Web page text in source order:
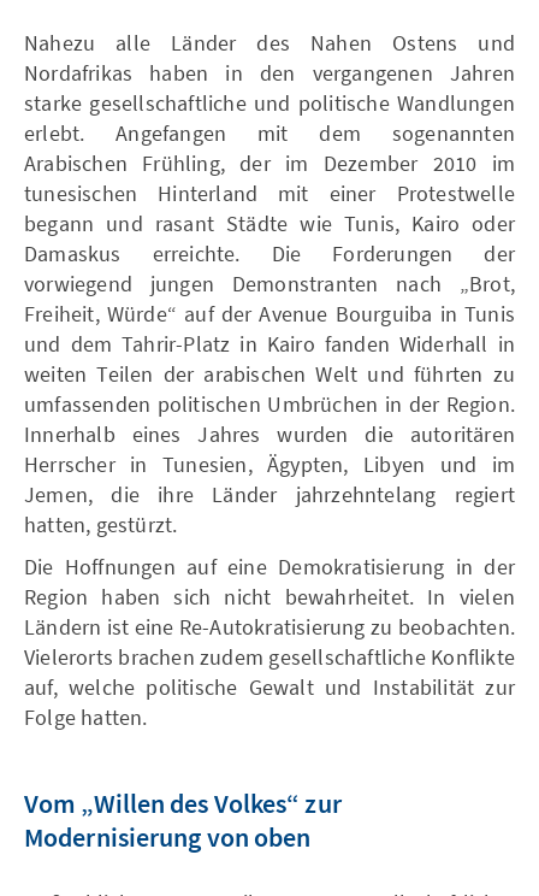
Nahezu alle Länder des Nahen Ostens und
Nordafrikas haben in den vergangenen Jahren
starke gesellschaftliche und politische Wandlungen
erlebt. Angefangen mit dem sogenannten
Arabischen Frühling, der im Dezember 2010 im
tunesischen Hinterland mit einer Protestwelle
begann und rasant Städte wie Tunis, Kairo oder
Damaskus erreichte. Die Forderungen der
vorwiegend jungen Demonstranten nach „Brot,
Freiheit, Würde“ auf der Avenue Bourguiba in Tunis
und dem Tahrir-Platz in Kairo fanden Widerhall in
weiten Teilen der arabischen Welt und führten zu
umfassenden politischen Umbrüchen in der Region.
Innerhalb eines Jahres wurden die autoritären
Herrscher in Tunesien, Ägypten, Libyen und im
Jemen, die ihre Länder jahrzehntelang regiert
hatten, gestürzt.
Die Hoffnungen auf eine Demokratisierung in der
Region haben sich nicht bewahrheitet. In vielen
Ländern ist eine Re-Autokratisierung zu beobachten.
Vielerorts brachen zudem gesellschaftliche Konflikte
auf, welche politische Gewalt und Instabilität zur
Folge hatten.
Vom „Willen des Volkes“ zur
Modernisierung von oben